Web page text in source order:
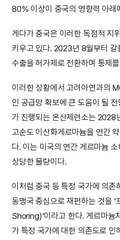
80% 이상이 중국의 영향력 아래
게다가 중국은 이러한 독점적 지
키우고 있다. 2023년 8월부터 갈
수출을 허가제로 전환하며 통제
이러한 상황에서 고려아연과의
인 공급망 확보에 큰 도움이 될
가 진행되는 온산제련소는
고순도 이산화게르마늄을 연간
다. 이는 미국의 연간 게르마늄
상당한 물량이다.
이처럼 중국 등 특정 국가에 의존
동맹국 중심으로 재편하는 것을
Shoring)’이라고 한다. 게르마늄
가 특정 국가에 대한 의존도로 인